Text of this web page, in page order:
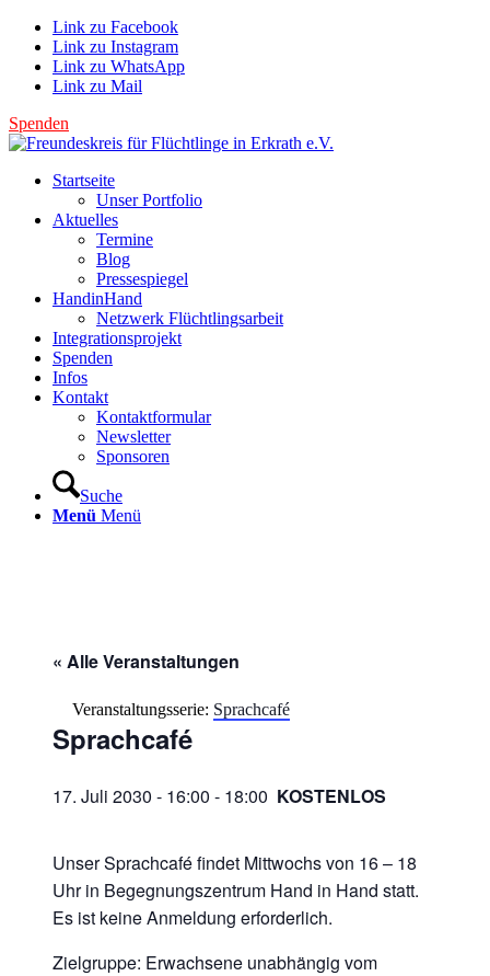
Link zu Facebook
Link zu Instagram
Link zu WhatsApp
Link zu Mail
Spenden
Startseite
Unser Portfolio
Aktuelles
Termine
Blog
Pressespiegel
HandinHand
Netzwerk Flüchtlingsarbeit
Integrationsprojekt
Spenden
Infos
Kontakt
Kontaktformular
Newsletter
Sponsoren
Suche
Menü Menü
« Alle Veranstaltungen
Veranstaltungsserie: Sprachcafé
Sprachcafé
17. Juli 2030 - 16:00 - 18:00 KOSTENLOS
Unser Sprachcafé findet Mittwochs von 16 – 18
Uhr in Begegnungszentrum Hand in Hand statt.
Es ist keine Anmeldung erforderlich.
Zielgruppe: Erwachsene unabhängig vom